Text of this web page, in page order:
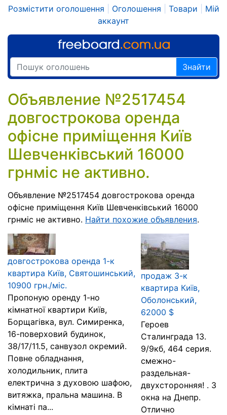
Розмістити оголошення Оголошення Товари
Мій
аккаунт
Знайти
Объявление №2517454
довгострокова оренда
офісне приміщення Київ
Шевченківський 16000
грнміс не активно.
Объявление №2517454 довгострокова оренда
офісне приміщення Київ Шевченківський 16000
грнміс не активно. Найти похожие объявления.
довгострокова оренда 1-к
квартира Київ, Святошинський,
10900 грн./міс.
Пропоную оренду 1-но
кімнатної квартири Київ,
Борщагівка, вул. Симиренка,
16-поверховий будинок,
38/17/11.5, санвузол окремий.
Повне обладнання,
холодильник, плита
електрична з духовою шафою,
витяжка, пральна машина. В
кімнаті па...
продаж 3-к
квартира Київ,
Оболонський,
62000 $
Героев
Сталинграда 13.
9/9кб, 464 серия.
смежно-
раздельная-
двухсторонняя! . 3
окна на Днепр.
Отлично